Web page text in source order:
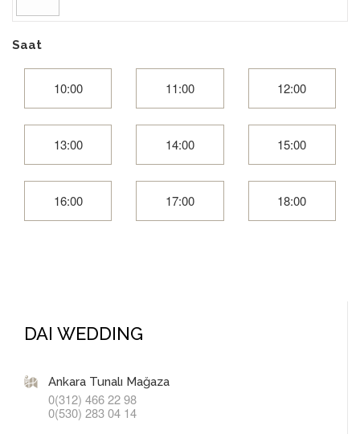
Saat
10:00 11:00 12:00
13:00 14:00 15:00
16:00 17:00 18:00
DAI WEDDING
Ankara Tunalı Mağaza
0(312) 466 22 98
0(530) 283 04 14